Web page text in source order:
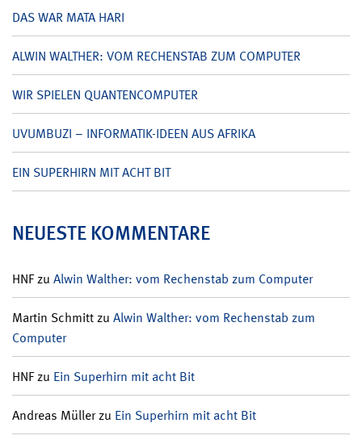
DAS WAR MATA HARI
ALWIN WALTHER: VOM RECHENSTAB ZUM COMPUTER
WIR SPIELEN QUANTENCOMPUTER
UVUMBUZI – INFORMATIK-IDEEN AUS AFRIKA
EIN SUPERHIRN MIT ACHT BIT
NEUESTE KOMMENTARE
HNFzu Alwin Walther: vom Rechenstab zum Computer
Martin Schmittzu Alwin Walther: vom Rechenstab zum
Computer
HNFzu Ein Superhirn mit acht Bit
Andreas Müllerzu Ein Superhirn mit acht Bit